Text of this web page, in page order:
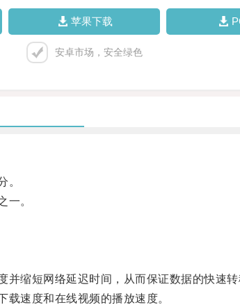
苹果下载
安卓市场，安全绿色
。
一。
缩短网络延迟时间，从而保证数据的快速转
速度和在线视频的播放速度。